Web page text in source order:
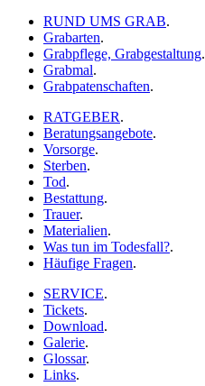
RUND UMS GRAB.
Grabarten.
Grabpflege, Grabgestaltung.
Grabmal.
Grabpatenschaften.
RATGEBER.
Beratungsangebote.
Vorsorge.
Sterben.
Tod.
Bestattung.
Trauer.
Materialien.
Was tun im Todesfall?.
Häufige Fragen.
SERVICE.
Tickets.
Download.
Galerie.
Glossar.
Links.